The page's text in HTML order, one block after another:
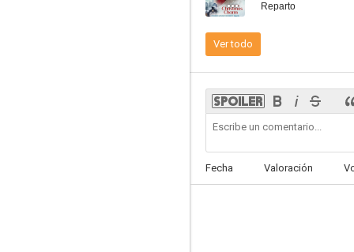
Reparto
Ver todo
Fecha Valoración